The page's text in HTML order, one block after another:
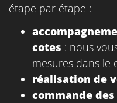
étape par étape :
cotes : nous
mesures dans le
réalisation de
commande